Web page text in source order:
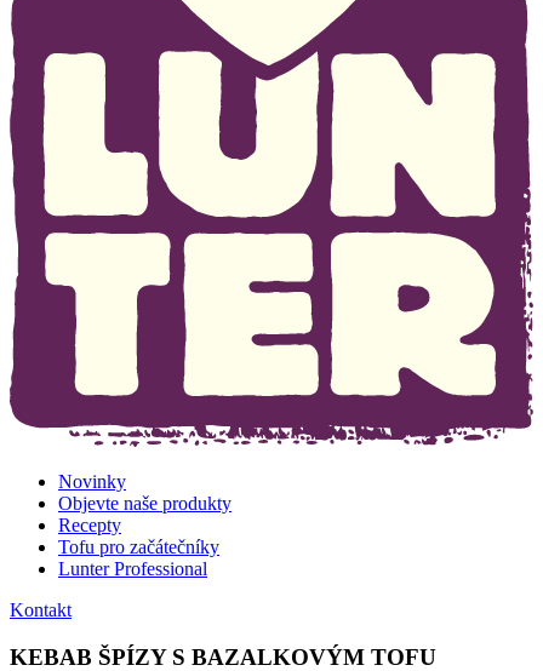
Novinky
Objevte naše produkty
Recepty
Tofu pro začátečníky
Lunter Professional
Kontakt
KEBAB ŠPÍZY S BAZALKOVÝM TOFU